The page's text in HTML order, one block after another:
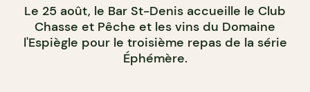
Le 25 août, le Bar St-Denis accueille le Club
Chasse et Pêche et les vins du Domaine
l'Espiègle pour le troisième repas de la série
Éphémère.